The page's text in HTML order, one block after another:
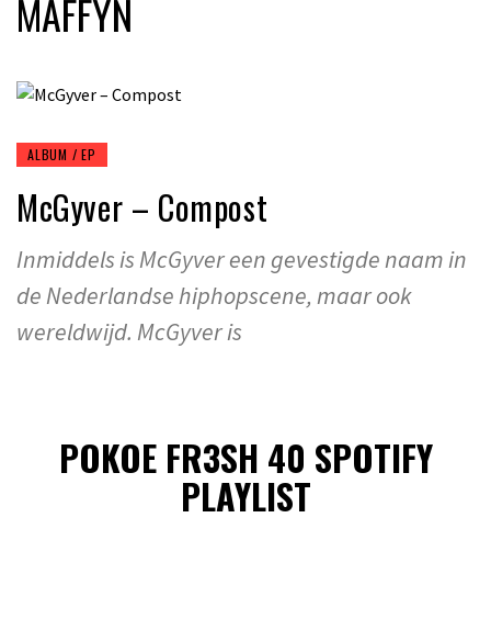
MAFFYN
ALBUM / EP
McGyver – Compost
Inmiddels is McGyver een gevestigde naam in
de Nederlandse hiphopscene, maar ook
wereldwijd. McGyver is
POKOE FR3SH 40 SPOTIFY
PLAYLIST